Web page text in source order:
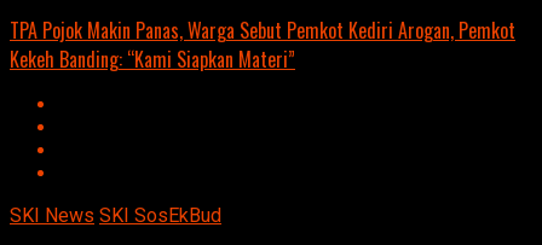
TPA Pojok Makin Panas, Warga Sebut Pemkot Kediri Arogan, Pemkot
Kekeh Banding: “Kami Siapkan Materi”
SKI News SKI SosEkBud